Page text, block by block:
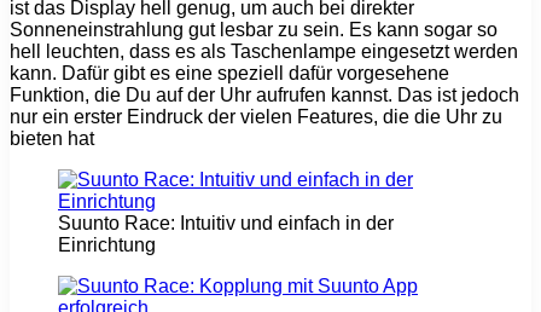
ist das Display hell genug, um auch bei direkter
Sonneneinstrahlung gut lesbar zu sein. Es kann sogar so
hell leuchten, dass es als Taschenlampe eingesetzt werden
kann. Dafür gibt es eine speziell dafür vorgesehene
Funktion, die Du auf der Uhr aufrufen kannst. Das ist jedoch
nur ein erster Eindruck der vielen Features, die die Uhr zu
bieten hat
Suunto Race: Intuitiv und einfach in der
Einrichtung